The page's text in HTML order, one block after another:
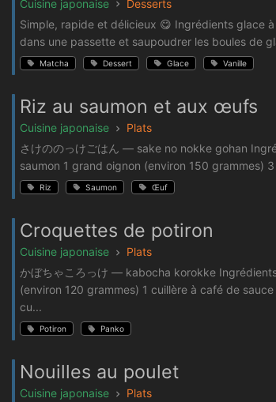
Cuisine japonaise
Desserts
Simple, rapide et délicieux 😋 Ingrédients glace
dans une passette et saupoudrer les boules de
Matcha Dessert Glace Vanille
Riz au saumon et aux œufs
Cuisine japonaise
Plats
さけののっけごはん — sake no nokke gohan
saumon 1 grand oignon (environ 150 grammes)
Riz Saumon Œuf
Croquettes de potiron
Cuisine japonaise
Plats
かぼちゃころっけ — kabocha korokke
(environ 120 grammes) 1 cuillère à café de
cu...
Potiron Panko
Nouilles au poulet
Cuisine japonaise
Plats